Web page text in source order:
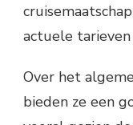
actuele tarieven
Over het
bieden ze een